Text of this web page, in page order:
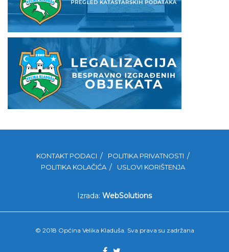
KONTAKT PODACI
POLITIKA PRIVATNOSTI
POLITIKA KOLAČIĆA
USLOVI KORIŠTENJA
Izrada: WebSolutions
© 2018 Općina Velika Kladuša. Sva prava su zadržana